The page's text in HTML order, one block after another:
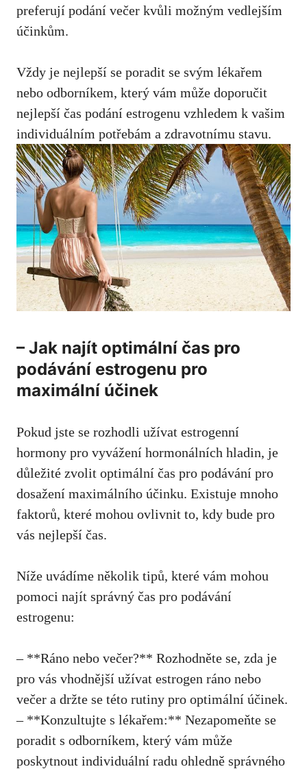
preferují podání večer kvůli možným vedlejším
účinkům.
Vždy je nejlepší se poradit se svým lékařem
nebo odborníkem, který vám může doporučit
nejlepší čas podání estrogenu vzhledem k vašim
individuálním potřebám a zdravotnímu stavu.
– Jak najít optimální čas pro
podávání estrogenu pro
maximální účinek
Pokud jste se rozhodli užívat estrogenní
hormony pro vyvážení hormonálních hladin, je
důležité zvolit optimální čas pro podávání pro
dosažení maximálního účinku. Existuje mnoho
faktorů, které mohou ovlivnit to, kdy bude pro
vás nejlepší čas.
Níže uvádíme několik tipů, které vám mohou
pomoci najít správný čas pro podávání
estrogenu:
– **Ráno nebo večer?** Rozhodněte se, zda je
pro vás vhodnější užívat estrogen ráno nebo
večer a držte se této rutiny pro optimální účinek.
– **Konzultujte s lékařem:** Nezapomeňte se
poradit s odborníkem, který vám může
poskytnout individuální radu ohledně správného